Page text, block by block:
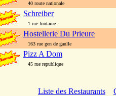
40 route nationale
Schreiber
1 rue fontaine
Hostellerie Du Prieure
163 rue gen de gaulle
Pizz A Dom
45 rue republique
Liste des Restaurants